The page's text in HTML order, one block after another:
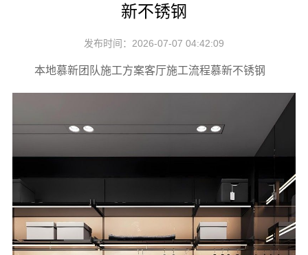
新不锈钢
发布时间：2026-07-07 04:42:09
本地慕新团队施工方案客厅施工流程慕新不锈钢